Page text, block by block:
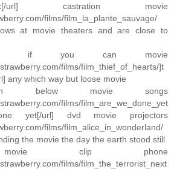
castration movie
films/film_la_plante_sauvage/
at movie theaters and are close to
if you can movie
films/film_thief_of_hearts/]t
any which way but loose movie
below movie songs
films/film_are_we_done_yet
yet[/url] dvd movie projectors
films/film_alice_in_wonderland/
the movie the day the earth stood still
clip phone
films/film_the_terrorist_next